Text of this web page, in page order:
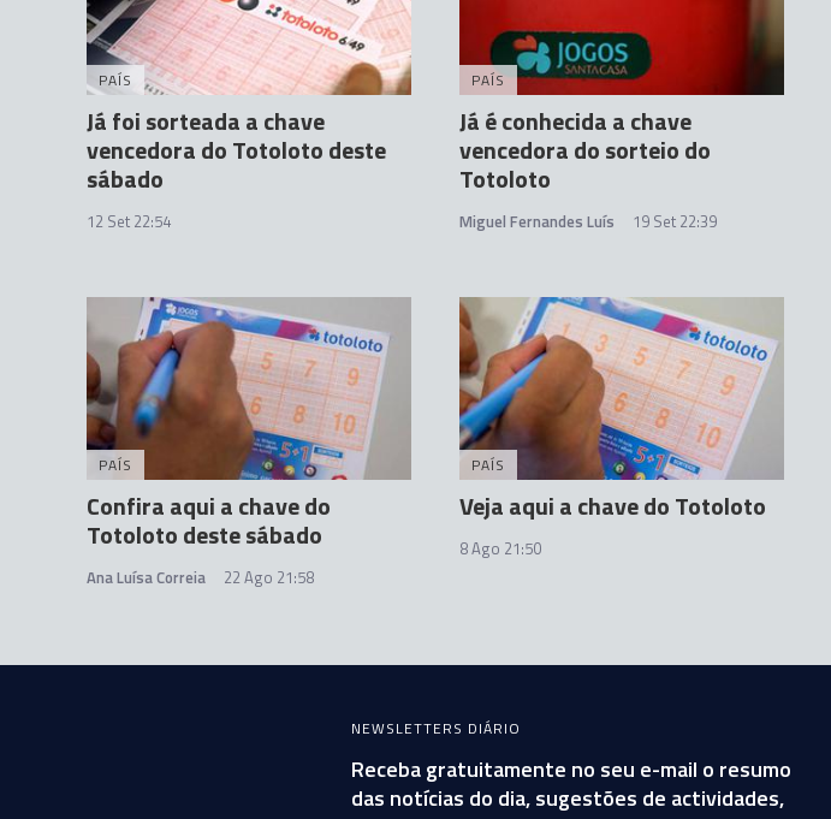
PAÍS
Já foi sorteada a chave
vencedora do Totoloto deste
sábado
12 Set 22:54
PAÍS
Já é conhecida a chave
vencedora do sorteio do
Totoloto
Miguel Fernandes Luís 19 Set 22:39
PAÍS
Confira aqui a chave do
Totoloto deste sábado
Ana Luísa Correia 22 Ago 21:58
PAÍS
Veja aqui a chave do Totoloto
8 Ago 21:50
NEWSLETTERS DIÁRIO
Receba gratuitamente no seu e-mail o resumo
das notícias do dia, sugestões de actividades,